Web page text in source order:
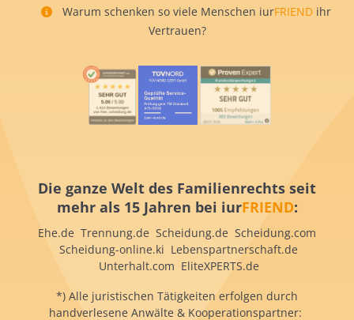
Warum schenken so viele Menschen iurFRIEND ihr
Vertrauen?
Die ganze Welt des Familienrechts seit
mehr als 15 Jahren bei iurFRIEND:
Ehe.de Trennung.de Scheidung.de Scheidung.com
Scheidung-online.ki Lebenspartnerschaft.de
Unterhalt.com EliteXPERTS.de
*) Alle juristischen Tätigkeiten erfolgen durch
handverlesene Anwälte & Kooperationspartner: